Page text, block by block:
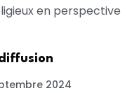
2024